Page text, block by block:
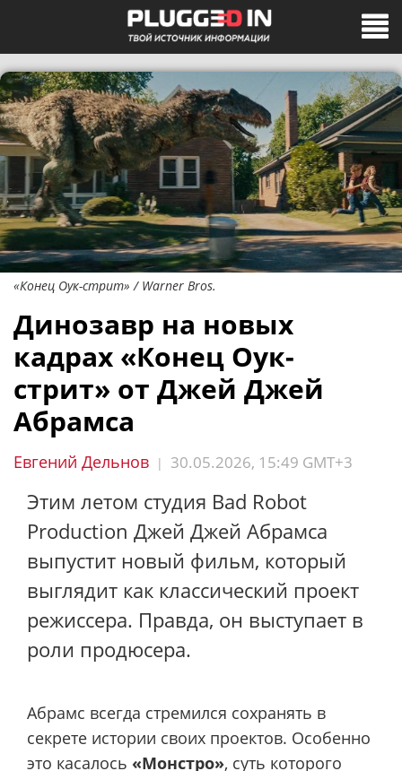
«Конец Оук-стрит» / Warner Bros.
Динозавр на новых
кадрах «Конец Оук-
стрит» от Джей Джей
Абрамса
Евгений Дельнов | 30.05.2026, 15:49 GMT+3
Этим летом студия Bad Robot
Production Джей Джей Абрамса
выпустит новый фильм, который
выглядит как классический проект
режиссера. Правда, он выступает в
роли продюсера.
Абрамс всегда стремился сохранять в
секрете истории своих проектов. Особенно
это касалось «Монстро», суть которого